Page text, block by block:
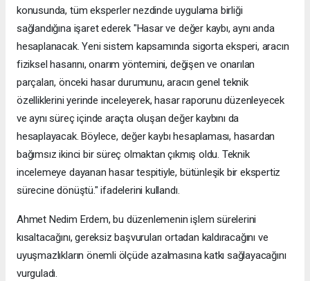
konusunda, tüm eksperler nezdinde uygulama birliği
sağlandığına işaret ederek "Hasar ve değer kaybı, aynı anda
hesaplanacak. Yeni sistem kapsamında sigorta eksperi, aracın
fiziksel hasarını, onarım yöntemini, değişen ve onarılan
parçaları, önceki hasar durumunu, aracın genel teknik
özelliklerini yerinde inceleyerek, hasar raporunu düzenleyecek
ve aynı süreç içinde araçta oluşan değer kaybını da
hesaplayacak. Böylece, değer kaybı hesaplaması, hasardan
bağımsız ikinci bir süreç olmaktan çıkmış oldu. Teknik
incelemeye dayanan hasar tespitiyle, bütünleşik bir ekspertiz
sürecine dönüştü." ifadelerini kullandı.
Ahmet Nedim Erdem, bu düzenlemenin işlem sürelerini
kısaltacağını, gereksiz başvuruları ortadan kaldıracağını ve
uyuşmazlıkların önemli ölçüde azalmasına katkı sağlayacağını
vurguladı.